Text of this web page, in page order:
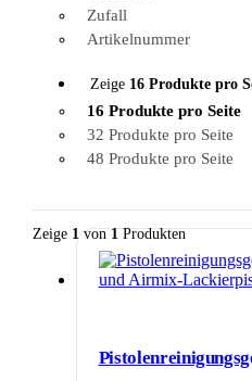
Zufall
Artikelnummer
Zeige 16 Produkte pro
16 Produkte pro Seite
32 Produkte pro Seite
48 Produkte pro Seite
Zeige 1von1Produkten